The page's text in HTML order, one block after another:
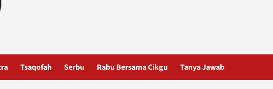
Tsaqofah Serbu Rabu Bersama Cikgu Tanya Jawab